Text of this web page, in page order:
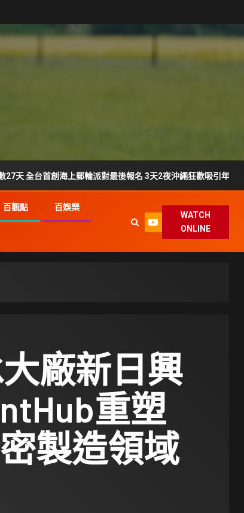
創海上郵輪派對最後報名 3天2夜沖繩狂歡吸引年輕族群搶登船
百觀點 百娛樂
WATCH
ONLINE
廠新日興
重塑
製造領域